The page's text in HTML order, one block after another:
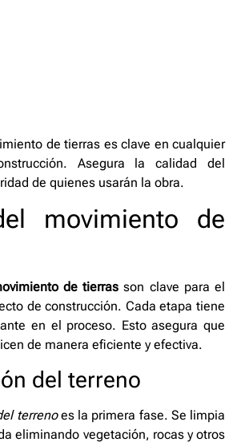
de tierras es clave en cualquier
Asegura la calidad del
de quienes usarán la obra.
movimiento de
de tierras son clave para el
de construcción. Cada etapa tiene
en el proceso. Esto asegura que
de manera eficiente y efectiva.
del terreno
terrenoes la primera fase. Se limpia
eliminando vegetación, rocas y otros